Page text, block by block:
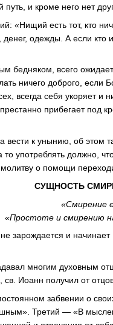
путь, и кроме него нет
«Нищий есть тот, кто
одежды. А если кто
бедняком, всего
ничего доброго, если
всегда себя укоряет и
прибегает под
вести к унынию, об этом
употреблять должно,
о помощи
СУЩНОСТЬ
«Смирение
«Простоте и смирению
зарождается и
многим духовным
св. Иоанн получил от
забвении о
Третий — «В